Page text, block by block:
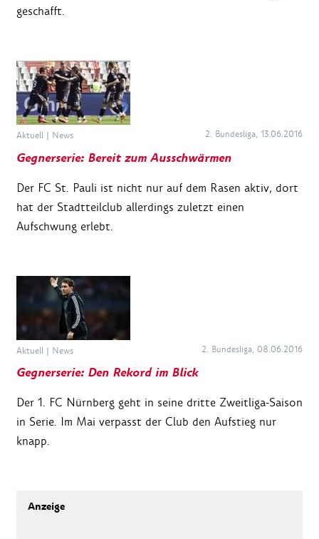
geschafft.
Aktuell | News 2. Bundesliga, 13.06.2016
Gegnerserie: Bereit zum Ausschwärmen
Der FC St. Pauli ist nicht nur auf dem Rasen aktiv, dort
hat der Stadtteilclub allerdings zuletzt einen
Aufschwung erlebt.
Aktuell | News 2. Bundesliga, 08.06.2016
Gegnerserie: Den Rekord im Blick
Der 1. FC Nürnberg geht in seine dritte Zweitliga-Saison
in Serie. Im Mai verpasst der Club den Aufstieg nur
knapp.